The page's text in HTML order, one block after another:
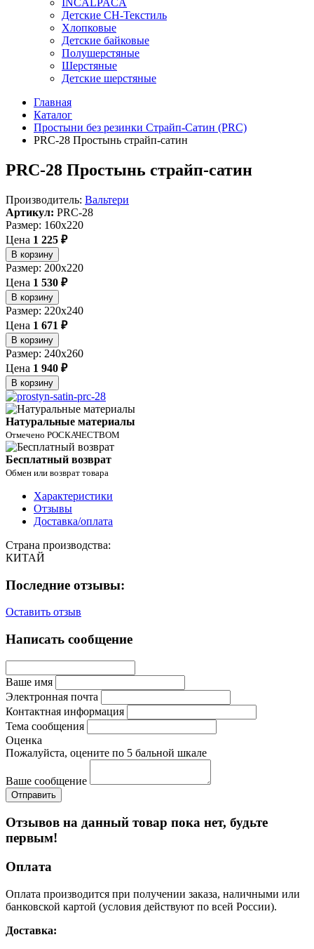
INCALPACA
Детские СН-Текстиль
Хлопковые
Детские байковые
Полушерстяные
Шерстяные
Детские шерстяные
Главная
Каталог
Простыни без резинки Страйп-Сатин (PRC)
PRC-28 Простынь страйп-сатин
PRC-28 Простынь страйп-сатин
Производитель: Вальтери
Артикул: PRC-28
Размер: 160x220
Цена 1 225 ₽
В корзину
Размер: 200x220
Цена 1 530 ₽
В корзину
Размер: 220x240
Цена 1 671 ₽
В корзину
Размер: 240x260
Цена 1 940 ₽
В корзину
Натуральные материалы
Отмечено РОСКАЧЕСТВОМ
Бесплатный возврат
Обмен или возврат товара
Характеристики
Отзывы
Доставка/оплата
Страна производства:
КИТАЙ
Последние отзывы:
Оставить отзыв
Написать сообщение
Ваше имя
Электронная почта
Контактная информация
Тема сообщения
Оценка
Пожалуйста, оцените по 5 бальной шкале
Ваше сообщение
Отзывов на данный товар пока нет, будьте
первым!
Оплата
Оплата производится при получении заказа, наличными или
банковской картой (условия действуют по всей России).
Доставка: